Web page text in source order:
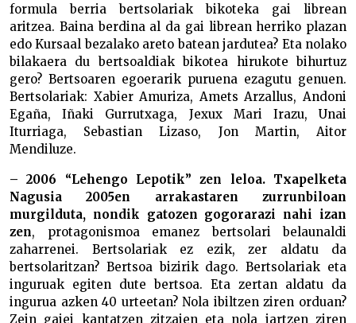
formula berria bertsolariak bikoteka gai librean
aritzea. Baina berdina al da gai librean herriko plazan
edo Kursaal bezalako areto batean jardutea? Eta nolako
bilakaera du bertsoaldiak bikotea hirukote bihurtuz
gero? Bertsoaren egoerarik puruena ezagutu genuen.
Bertsolariak: Xabier Amuriza, Amets Arzallus, Andoni
Egaña, Iñaki Gurrutxaga, Jexux Mari Irazu, Unai
Iturriaga, Sebastian Lizaso, Jon Martin, Aitor
Mendiluze.
– 2006 “Lehengo Lepotik” zen leloa. Txapelketa
Nagusia 2005en arrakastaren zurrunbiloan
murgilduta, nondik gatozen gogorarazi nahi izan
zen, protagonismoa emanez bertsolari belaunaldi
zaharrenei. Bertsolariak ez ezik, zer aldatu da
bertsolaritzan? Bertsoa bizirik dago. Bertsolariak eta
inguruak egiten dute bertsoa. Eta zertan aldatu da
ingurua azken 40 urteetan? Nola ibiltzen ziren orduan?
Zein gaiei kantatzen zitzaien eta nola jartzen ziren